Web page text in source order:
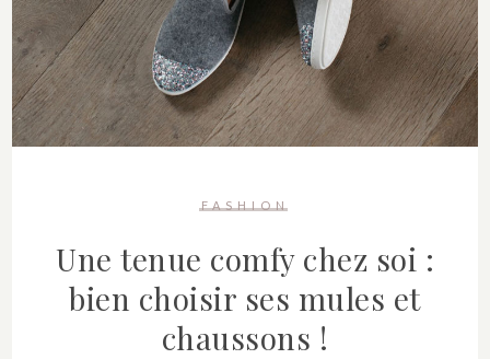
FASHION
Une tenue comfy chez soi :
bien choisir ses mules et
chaussons !